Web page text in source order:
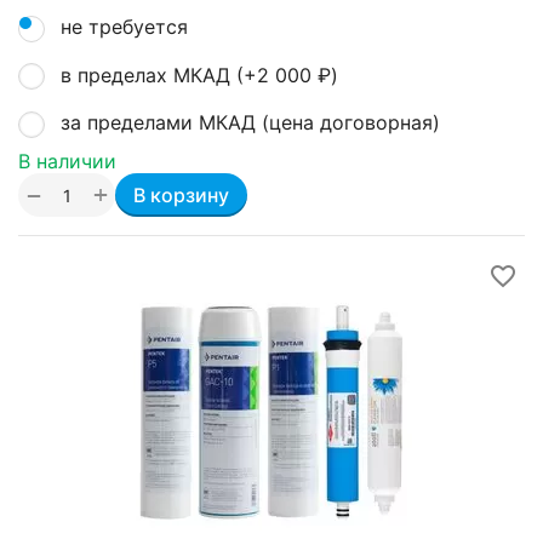
не требуется
в пределах МКАД (+2 000 ₽)
за пределами МКАД (цена договорная)
В наличии
+
− В корзину